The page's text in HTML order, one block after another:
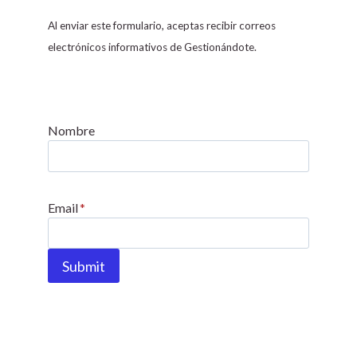
s
t
C
n
a
U
Al enviar este formulario, aceptas recibir correos
electrónicos informativos de Gestionándote.
Nombre
Email*
Submit